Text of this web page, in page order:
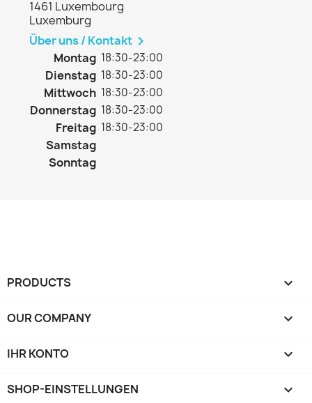
1461 Luxembourg
Luxemburg
Über uns / Kontakt 
Montag 18:30-23:00
Dienstag 18:30-23:00
Mittwoch 18:30-23:00
Donnerstag 18:30-23:00
Freitag 18:30-23:00
Samstag
Sonntag
PRODUCTS 
OUR COMPANY 
IHR KONTO 
SHOP-EINSTELLUNGEN keyboard_arrow_down